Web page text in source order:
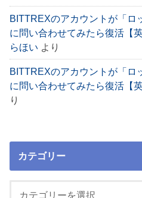
BITTREXのアカウントが「ロ
に問い合わせてみたら復活【
らほい より
BITTREXのアカウントが「ロ
に問い合わせてみたら復活【
り
カテゴリー